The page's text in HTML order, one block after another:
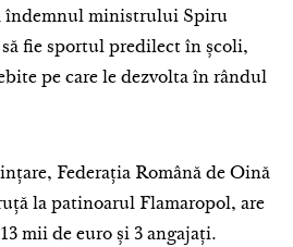
îndemnul ministrului Spiru
fie sportul predilect în școli,
pe care le dezvolta în rândul
Federația Română de Oină
la patinoarul Flamaropol, are
mii de euro și 3 angajați.